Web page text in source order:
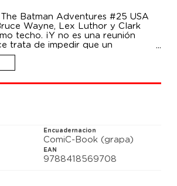
Batman Adventures #25 USA
Wayne, Lex Luthor y Clark
techo. ¡Y no es una reunión
trata de impedir que un
militar caiga en manos de la
No tendrán mucho tiempo para
el mismísimo Maxie Zeus entra
sus propias exigencias.
Encuadernacion
ComiC-Book (grapa)
EAN
9788418569708